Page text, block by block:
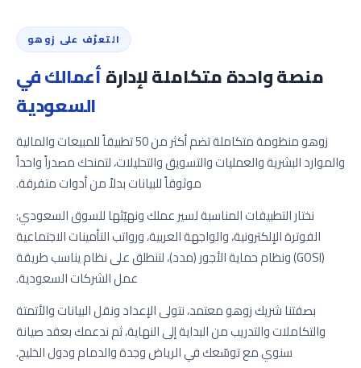
التعرّف على زوهو
منصة واحدة متكاملة لإدارةأعمالك في
السعودية
زوهو منظومة متكاملة تضم أكثر من 50 تطبيقاً للمبيعات والمالية
والموارد البشرية والعمليات والتسويق والتحليلات، لتمنحك مصدراً واحداً
موثوقاً للبيانات بدلاً من أدوات متفرقة.
نختار التطبيقات المناسبة لسير عملك ونهيّئها للسوق السعودي:
الفوترة الإلكترونية، والواجهة العربية، ورواتب التأمينات الاجتماعية
(GOSI) ونظام حماية الأجور (مدد)، لتنطلق على نظام يناسب طريقة
عمل الشركات السعودية.
بصفتنا شريك زوهو معتمد، نتولى الإعداد ونقل البيانات والأتمتة
والتكاملات والتدريب من البداية إلى النهاية، ثم ندعمك بعقد صيانة
سنوي مع توسّعك في الرياض وجدة والدمام ودول الخليج.